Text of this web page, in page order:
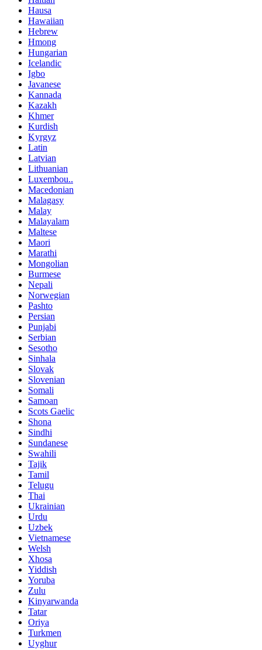
Hausa
Hawaiian
Hebrew
Hmong
Hungarian
Icelandic
Igbo
Javanese
Kannada
Kazakh
Khmer
Kurdish
Kyrgyz
Latin
Latvian
Lithuanian
Luxembou..
Macedonian
Malagasy
Malay
Malayalam
Maltese
Maori
Marathi
Mongolian
Burmese
Nepali
Norwegian
Pashto
Persian
Punjabi
Serbian
Sesotho
Sinhala
Slovak
Slovenian
Somali
Samoan
Scots Gaelic
Shona
Sindhi
Sundanese
Swahili
Tajik
Tamil
Telugu
Thai
Ukrainian
Urdu
Uzbek
Vietnamese
Welsh
Xhosa
Yiddish
Yoruba
Zulu
Kinyarwanda
Tatar
Oriya
Turkmen
Uyghur